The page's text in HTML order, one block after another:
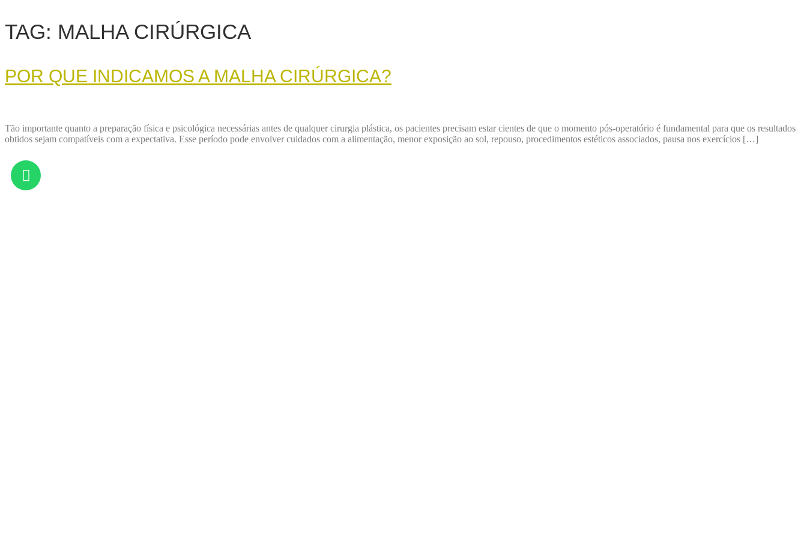
TAG: MALHA CIRÚRGICA
POR QUE INDICAMOS A MALHA CIRÚRGICA?
Tão importante quanto a preparação física e psicológica necessárias antes de qualquer cirurgia plástica, os pacientes precisam estar cientes de que o momento pós-operatório é fundamental para que os resultados
obtidos sejam compatíveis com a expectativa. Esse período pode envolver cuidados com a alimentação, menor exposição ao sol, repouso, procedimentos estéticos associados, pausa nos exercícios […]